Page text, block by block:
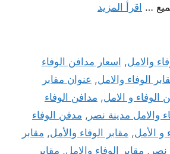
… اقرأ المزيد
والامل, اسعار مدافن الوفاء
الوفاء والامل, عنوان مقابر
الوفاء و الامل, مدافن الوفاء
والامل مدينة نصر , مدفن الوفاء
و الأمل, مقابر الوفاء والأمل, مقابر
نصر , مقابر الوفاء والامل, مقابر